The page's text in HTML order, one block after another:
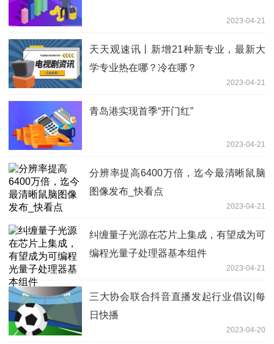
2023-04-21
天天观速讯丨新增21种新专业，最新大
学专业热在哪？冷在哪？
2023-04-21
青岛港实现首季“开门红”
2023-04-21
分辨率提高6400万倍，迄今最清晰鼠脑
图像发布_快看点
2023-04-21
纠缠量子光源在芯片上集成，有望成为可
编程光量子处理器基本组件
2023-04-21
三大协会联合抖音直播发起行业倡议|每
日快播
2023-04-20